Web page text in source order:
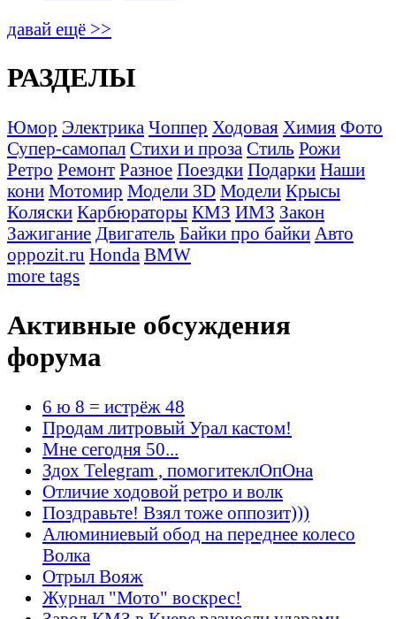
давай ещё >>
РАЗДЕЛЫ
Юмор Электрика Чоппер Ходовая Химия Фото
Супер-самопал Стихи и проза Стиль Рожи
Ретро Ремонт Разное Поездки Подарки Наши
кони Мотомир Модели 3D Модели Крысы
Коляски Карбюраторы КМЗ ИМЗ Закон
Зажигание Двигатель Байки про байки Авто
oppozit.ru Honda BMW
more tags
Активные обсуждения
форума
6 ю 8 = истрёж 48
Продам литровый Урал кастом!
Мне сегодня 50...
Здох Telegram , помогитеклОпОна
Отличие ходовой ретро и волк
Поздравьте! Взял тоже оппозит)))
Алюминиевый обод на переднее колесо
Волка
Отрыл Вояж
Журнал "Мото" воскрес!